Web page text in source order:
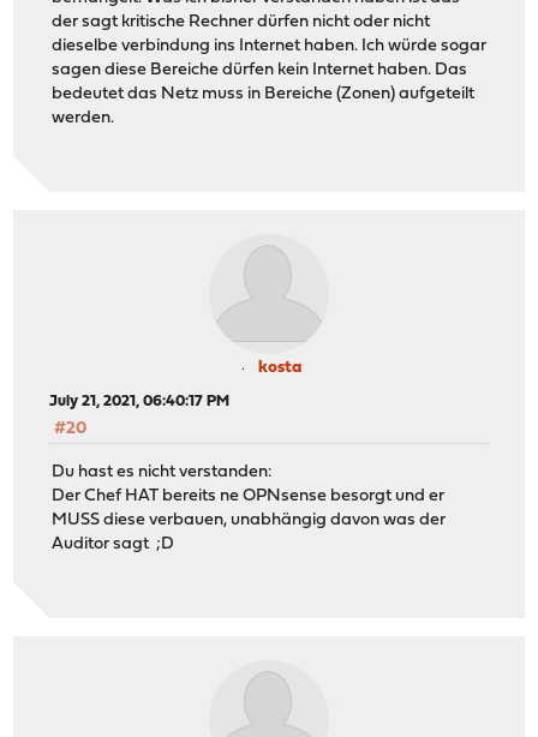
der sagt kritische Rechner dürfen nicht oder nicht
dieselbe verbindung ins Internet haben. Ich würde sogar
sagen diese Bereiche dürfen kein Internet haben. Das
bedeutet das Netz muss in Bereiche (Zonen) aufgeteilt
werden.
kosta
July 21, 2021, 06:40:17 PM
#20
Du hast es nicht verstanden:
Der Chef HAT bereits ne OPNsense besorgt und er
MUSS diese verbauen, unabhängig davon was der
Auditor sagt ;D